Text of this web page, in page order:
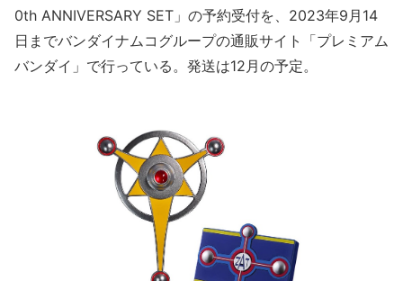
0th ANNIVERSARY SET」の予約受付を、2023年9月14
日までバンダイナムコグループの通販サイト「プレミアム
バンダイ」で行っている。発送は12月の予定。